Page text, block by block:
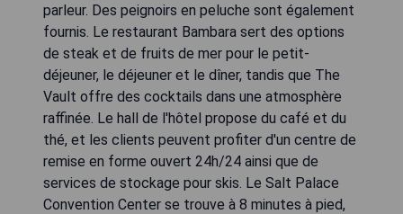
parleur. Des peignoirs en peluche sont également
fournis. Le restaurant Bambara sert des options
de steak et de fruits de mer pour le petit-
déjeuner, le déjeuner et le dîner, tandis que The
Vault offre des cocktails dans une atmosphère
raffinée. Le hall de l'hôtel propose du café et du
thé, et les clients peuvent profiter d'un centre de
remise en forme ouvert 24h/24 ainsi que de
services de stockage pour skis. Le Salt Palace
Convention Center se trouve à 8 minutes à pied,